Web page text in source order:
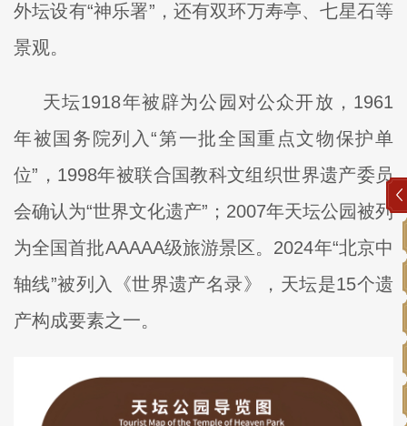
外坛设有“神乐署”，还有双环万寿亭、七星石等
景观。
天坛1918年被辟为公园对公众开放，1961
年被国务院列入“第一批全国重点文物保护单
位”，1998年被联合国教科文组织世界遗产委员
会确认为“世界文化遗产”；2007年天坛公园被列
为全国首批AAAAA级旅游景区。2024年“北京中
轴线”被列入《世界遗产名录》，天坛是15个遗
产构成要素之一。